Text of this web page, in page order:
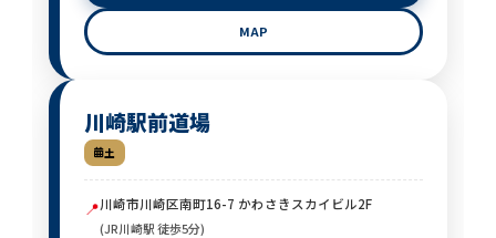
MAP
川崎駅前道場
土
📍川崎市川崎区南町16-7 かわさきスカイビル2F
(JR川崎駅 徒歩5分)